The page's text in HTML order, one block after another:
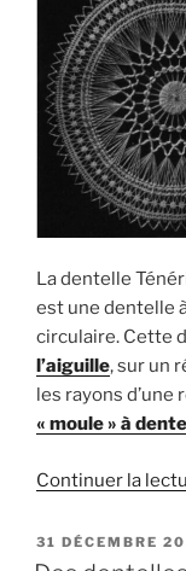
La dentelle
est une dentelle
circulaire. Cette
l’aiguille, sur un
les rayons
« moule » à
Continuer la
PUBLIÉ
LE
31 DÉCEMBRE